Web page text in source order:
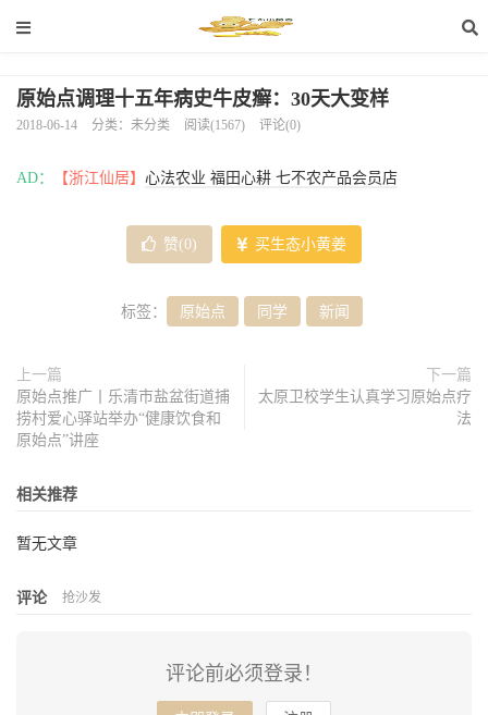
原始点调理十五年病史牛皮癣：30天大变样
2018-06-14 分类：未分类 阅读(1567) 评论(0)
AD： 【浙江仙居】 心法农业 福田心耕 七不农产品会员店
赞(0) 买生态小黄姜
标签： 原始点 同学 新闻
上一篇
原始点推广丨乐清市盐盆街道捕
捞村爱心驿站举办“健康饮食和
原始点”讲座
下一篇
太原卫校学生认真学习原始点疗
法
相关推荐
暂无文章
评论 抢沙发
评论前必须登录！